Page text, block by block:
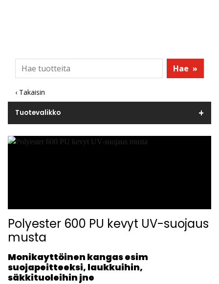
Hae »
‹ Takaisin
Tuotevalikko
Polyester 600 PU kevyt UV-suojaus
musta
Monikayttöinen kangas esim
suojapeitteeksi, laukkuihin,
säkkituoleihin jne